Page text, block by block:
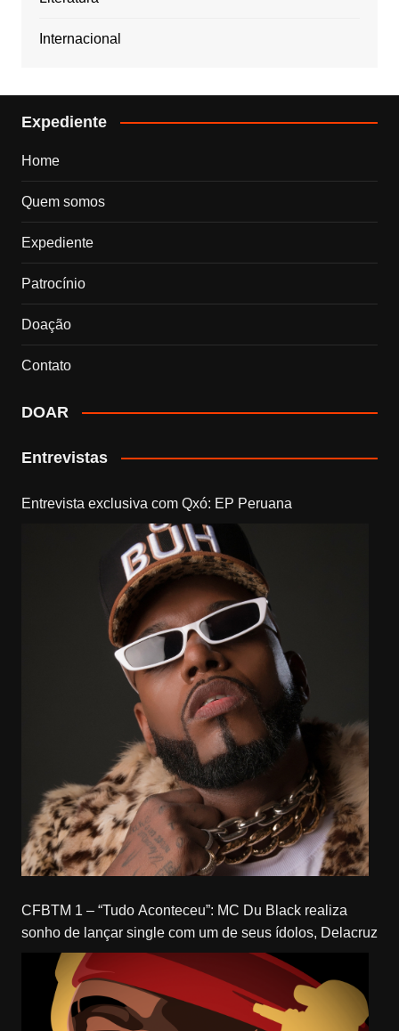
Internacional
Expediente
Home
Quem somos
Expediente
Patrocínio
Doação
Contato
DOAR
Entrevistas
Entrevista exclusiva com Qxó: EP Peruana
CFBTM 1 – “Tudo Aconteceu”: MC Du Black realiza
sonho de lançar single com um de seus ídolos, Delacruz